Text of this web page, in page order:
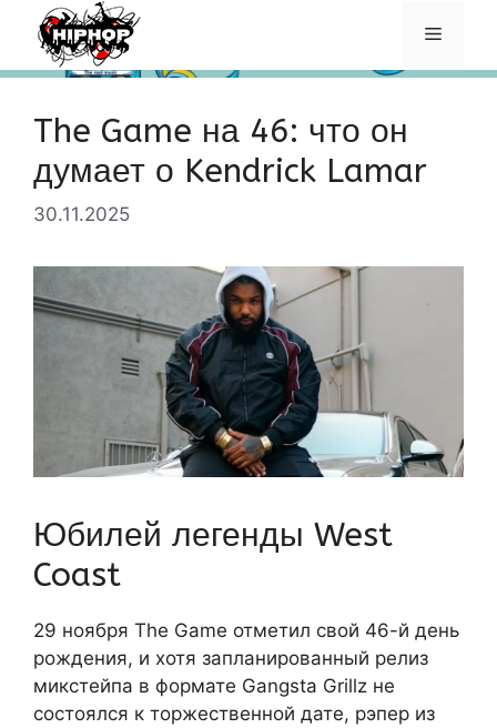
Перейти
содержимому
Меню
The Game на 46: что он
думает о Kendrick Lamar
30.11.2025
Юбилей легенды West
Coast
29 ноября The Game отметил свой 46-й день
рождения, и хотя запланированный релиз
микстейпа в формате Gangsta Grillz не
состоялся к торжественной дате, рэпер из